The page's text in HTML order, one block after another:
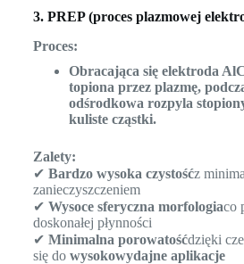
3. PREP (proces plazmowej
Proces:
Obracająca się elektroda
topiona przez plazmę,
odśrodkowa rozpyla
kuliste cząstki.
Zalety:
✔ Bardzo wysoka czystośćz
zanieczyszczeniem
✔ Wysoce sferyczna morfologiaco
doskonałej płynności
✔ Minimalna porowatośćdzięki
się do wysokowydajne aplikacje